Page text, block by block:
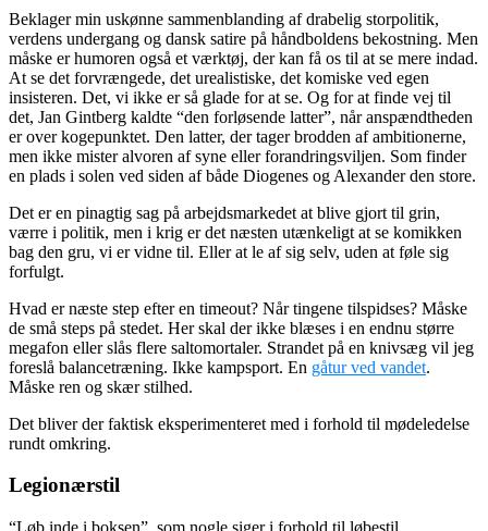
Beklager min uskønne sammenblanding af drabelig storpolitik,
verdens undergang og dansk satire på håndboldens bekostning. Men
måske er humoren også et værktøj, der kan få os til at se mere indad.
At se det forvrængede, det urealistiske, det komiske ved egen
insisteren. Det, vi ikke er så glade for at se. Og for at finde vej til
det, Jan Gintberg kaldte “den forløsende latter”, når anspændtheden
er over kogepunktet. Den latter, der tager brodden af ambitionerne,
men ikke mister alvoren af syne eller forandringsviljen. Som finder
en plads i solen ved siden af både Diogenes og Alexander den store.
Det er en pinagtig sag på arbejdsmarkedet at blive gjort til grin,
værre i politik, men i krig er det næsten utænkeligt at se komikken
bag den gru, vi er vidne til. Eller at le af sig selv, uden at føle sig
forfulgt.
Hvad er næste step efter en timeout? Når tingene tilspidses? Måske
de små steps på stedet. Her skal der ikke blæses i en endnu større
megafon eller slås flere saltomortaler. Strandet på en knivsæg vil jeg
foreslå balancetræning. Ikke kampsport. En gåtur ved vandet.
Måske ren og skær stilhed.
Det bliver der faktisk eksperimenteret med i forhold til mødeledelse
rundt omkring.
Legionærstil